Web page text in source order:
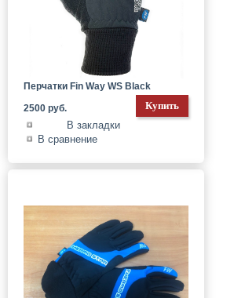
Перчатки Fin Way WS Black
2500 руб.
В закладки
В сравнение